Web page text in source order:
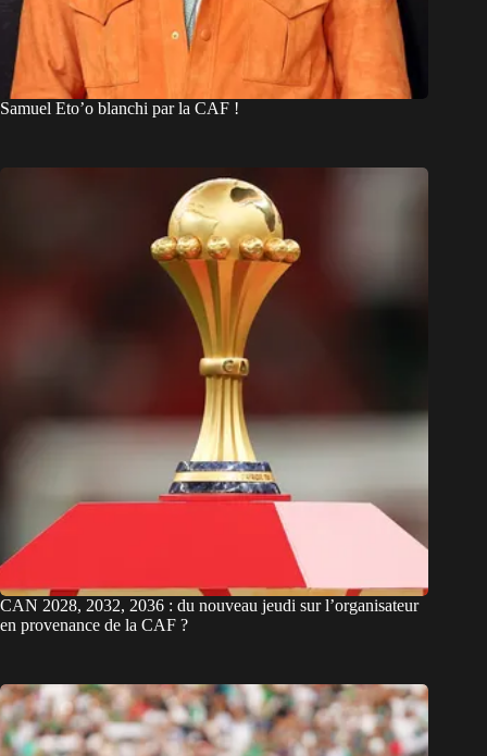
Samuel Eto’o blanchi par la CAF !
CAN 2028, 2032, 2036 : du nouveau jeudi sur l’organisateur
en provenance de la CAF ?